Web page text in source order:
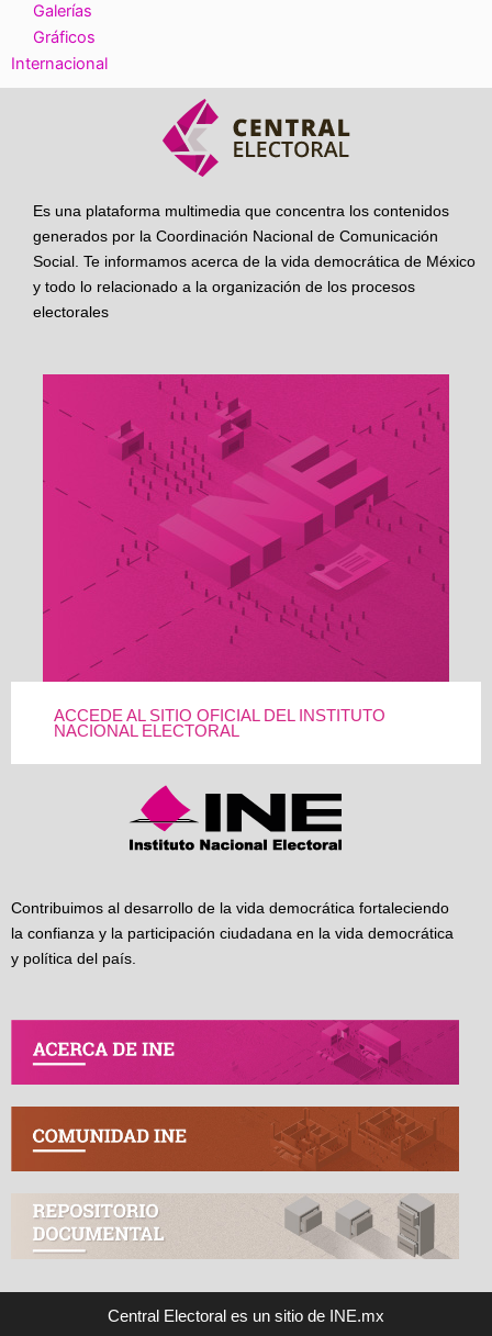
Galerías
Gráficos
Internacional
Es una plataforma multimedia que concentra los contenidos
generados por la Coordinación Nacional de Comunicación
Social. Te informamos acerca de la vida democrática de México
y todo lo relacionado a la organización de los procesos
electorales
ACCEDE AL SITIO OFICIAL DEL INSTITUTO
NACIONAL ELECTORAL
Contribuimos al desarrollo de la vida democrática fortaleciendo
la confianza y la participación ciudadana en la vida democrática
y política del país.
Central Electoral es un sitio de INE.mx